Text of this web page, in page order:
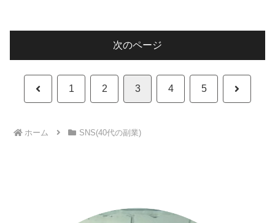
次のページ
前 1 2 3 4 5 次
ホーム SNS(40代の副業)